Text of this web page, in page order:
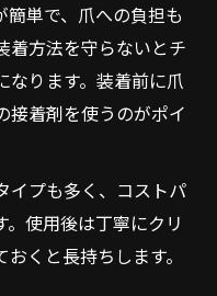
単で、爪への負担も
着方法を守らないとチ
なります。装着前に爪
接着剤を使うのがポイ
イプも多く、コストパ
使用後は丁寧にクリ
くと長持ちします。